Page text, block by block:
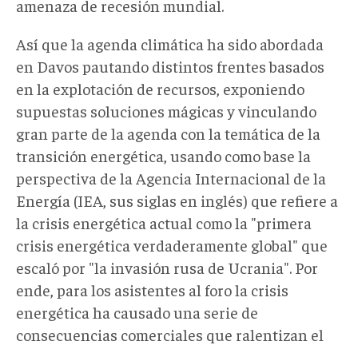
amenaza de recesión mundial.
Así que la agenda climática ha sido abordada
en Davos pautando distintos frentes basados
en la explotación de recursos, exponiendo
supuestas soluciones mágicas y vinculando
gran parte de la agenda con la temática de la
transición energética, usando como base la
perspectiva de la Agencia Internacional de la
Energía (IEA, sus siglas en inglés) que refiere a
la crisis energética actual como la "primera
crisis energética verdaderamente global" que
escaló por "la invasión rusa de Ucrania". Por
ende, para los asistentes al foro la crisis
energética ha causado una serie de
consecuencias comerciales que ralentizan el